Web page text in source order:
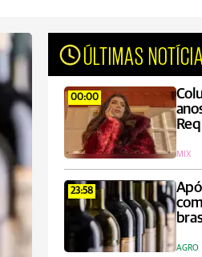
ÚLTIMAS
00:00
MIX
23:58
AGRO